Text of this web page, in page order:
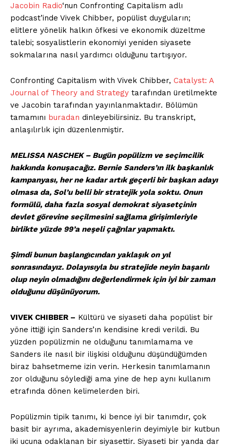
Jacobin Radio‘nun Confronting Capitalism adlı
podcast’inde Vivek Chibber, popülist duyguların;
elitlere yönelik halkın öfkesi ve ekonomik düzeltme
talebi; sosyalistlerin ekonomiyi yeniden siyasete
sokmalarına nasıl yardımcı olduğunu tartışıyor.
Confronting Capitalism with Vivek Chibber, Catalyst: A
Journal of Theory and Strategy tarafından üretilmekte
ve Jacobin tarafından yayınlanmaktadır. Bölümün
tamamını buradan dinleyebilirsiniz. Bu transkript,
anlaşılırlık için düzenlenmiştir.
MELISSA NASCHEK – Bugün popülizm ve seçimcilik
hakkında konuşacağız. Bernie Sanders’ın ilk başkanlık
kampanyası, her ne kadar artık geçerli bir başkan adayı
olmasa da, Sol’u belli bir stratejik yola soktu. Onun
formülü, daha fazla sosyal demokrat siyasetçinin
devlet görevine seçilmesini sağlama girişimleriyle
birlikte yüzde 99’a neşeli çağrılar yapmaktı.
Şimdi bunun başlangıcından yaklaşık on yıl
sonrasındayız. Dolayısıyla bu stratejide neyin başarılı
olup neyin olmadığını değerlendirmek için iyi bir zaman
olduğunu düşünüyorum.
VIVEK CHIBBER – Kültürü ve siyaseti daha popülist bir
yöne ittiği için Sanders’ın kendisine kredi verildi. Bu
yüzden popülizmin ne olduğunu tanımlamama ve
Sanders ile nasıl bir ilişkisi olduğunu düşündüğümden
biraz bahsetmeme izin verin. Herkesin tanımlamanın
zor olduğunu söylediği ama yine de hep aynı kullanım
etrafında dönen kelimelerden biri.
Popülizmin tipik tanımı, ki bence iyi bir tanımdır, çok
basit bir ayrıma, akademisyenlerin deyimiyle bir kutbun
iki ucuna odaklanan bir siyasettir. Siyaseti bir yanda dar